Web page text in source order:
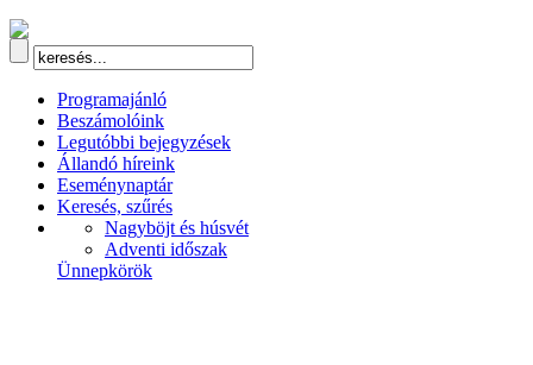
Programajánló
Beszámolóink
Legutóbbi bejegyzések
Állandó híreink
Eseménynaptár
Keresés, szűrés
Nagyböjt és húsvét
Adventi időszak
Ünnepkörök